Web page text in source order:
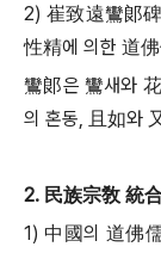
2) 崔致遠鸞郞
性精에 의한 道
鸞郞은 鸞새와
의 혼동, 且如와
2. 民族宗敎 統
1) 中國의 道佛